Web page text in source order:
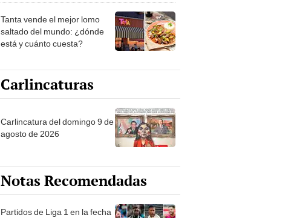
Tanta vende el mejor lomo
saltado del mundo: ¿dónde
está y cuánto cuesta?
Carlincaturas
Carlincatura del domingo 9 de
agosto de 2026
Notas Recomendadas
Partidos de Liga 1 en la fecha